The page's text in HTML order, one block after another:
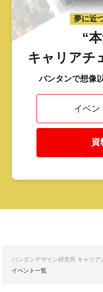
夢に近
“
キャリアチ
バンタンで想像
イベン
資
バンタンデザイン研究所 キャリ
イベント一覧